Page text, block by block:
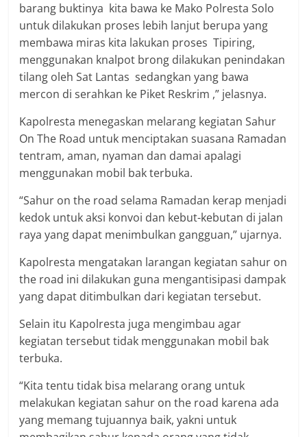
barang buktinya kita bawa ke Mako Polresta Solo
untuk dilakukan proses lebih lanjut berupa yang
membawa miras kita lakukan proses Tipiring,
menggunakan knalpot brong dilakukan penindakan
tilang oleh Sat Lantas sedangkan yang bawa
mercon di serahkan ke Piket Reskrim ,” jelasnya.
Kapolresta menegaskan melarang kegiatan Sahur
On The Road untuk menciptakan suasana Ramadan
tentram, aman, nyaman dan damai apalagi
menggunakan mobil bak terbuka.
“Sahur on the road selama Ramadan kerap menjadi
kedok untuk aksi konvoi dan kebut-kebutan di jalan
raya yang dapat menimbulkan gangguan,” ujarnya.
Kapolresta mengatakan larangan kegiatan sahur on
the road ini dilakukan guna mengantisipasi dampak
yang dapat ditimbulkan dari kegiatan tersebut.
Selain itu Kapolresta juga mengimbau agar
kegiatan tersebut tidak menggunakan mobil bak
terbuka.
“Kita tentu tidak bisa melarang orang untuk
melakukan kegiatan sahur on the road karena ada
yang memang tujuannya baik, yakni untuk